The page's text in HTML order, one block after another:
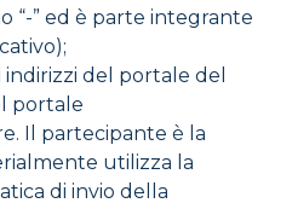
“-” ed è parte integrante
del portale del
portale
Il partecipante è la
utilizza la
di invio della